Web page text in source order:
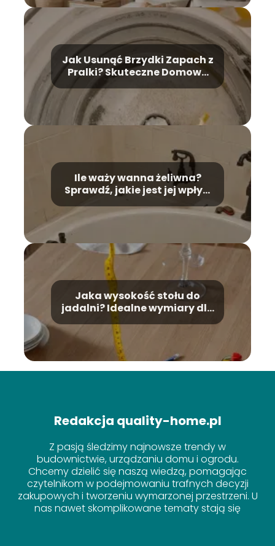
Jak Usunąć Brzydki Zapach z
Pralki? Skuteczne Domowe
Ile waży wanna żeliwna?
Sprawdź, jakie jest jej wpływ
Jaka wysokość stołu do
jadalni? Idealne wymiary dla
Redakcja quality-home.pl
Z pasją śledzimy najnowsze trendy w
budownictwie, urządzaniu domu i ogrodu.
Chcemy dzielić się naszą wiedzą, pomagając
czytelnikom w podejmowaniu trafnych decyzji
zakupowych i tworzeniu wymarzonej przestrzeni. U
nas nawet skomplikowane tematy stają się